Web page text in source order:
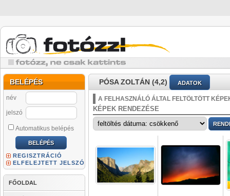
BELÉPÉS
név
jelszó
Automatikus belépés
REGISZTRÁCIÓ
ELFELEJTETT JELSZÓ
FŐOLDAL
PÓSA ZOLTÁN (4,2) ADATOK
A FELHASZNÁLÓ ÁLTAL FELTÖLTÖTT
KÉPEK RENDEZÉSE